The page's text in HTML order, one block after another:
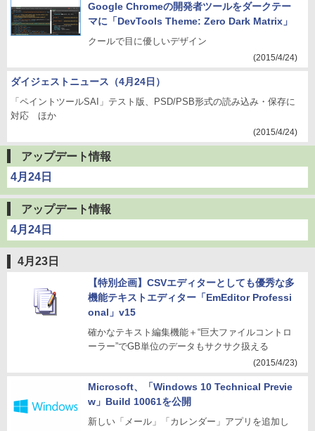
Google Chromeの開発者ツールをダークテー
マに「DevTools Theme: Zero Dark Matrix」
クールで目に優しいデザイン
(2015/4/24)
ダイジェストニュース（4月24日）
「ペイントツールSAI」テスト版、PSD/PSB形式の読み込み・保存に
対応 ほか
(2015/4/24)
アップデート情報
4月24日
アップデート情報
4月24日
4月23日
【特別企画】CSVエディターとしても優秀な多
機能テキストエディター「EmEditor Professi
onal」v15
確かなテキスト編集機能＋“巨大ファイルコントロ
ーラー”でGB単位のデータもサクサク扱える
(2015/4/23)
Microsoft、「Windows 10 Technical Previe
w」Build 10061を公開
新しい「メール」「カレンダー」アプリを追加し